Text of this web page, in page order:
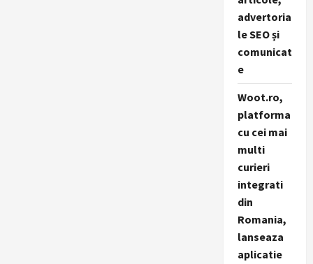
advertoria
le SEO și
comunicat
e
Woot.ro,
platforma
cu cei mai
multi
curieri
integrati
din
Romania,
lanseaza
aplicatie